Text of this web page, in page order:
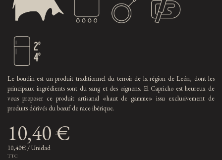
Le boudin est un produit traditionnel du terroir de la région de León, dont les
principaux ingrédients sont du sang et des oignons. El Capricho est heureux de
vous proposer ce produit artisanal «haut de gamme» issu exclusivement de
produits dérivés du bœuf de race ibérique.
10,40 €
10,40€ / Unidad
TTC